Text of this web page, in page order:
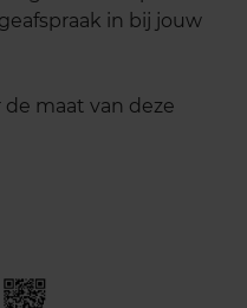
in bij jouw
maat van deze